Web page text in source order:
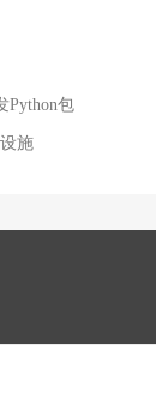
Python包
施